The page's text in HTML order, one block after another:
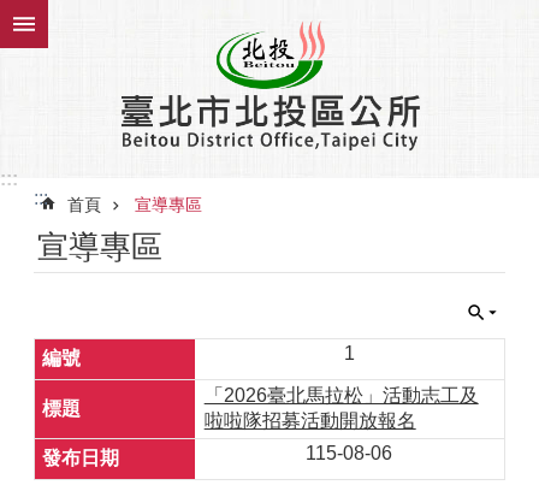
跳到主要內容區塊
:::
:::
首頁 宣導專區
宣導專區
1
「2026臺北馬拉松」活動志工及
啦啦隊招募活動開放報名
115-08-06